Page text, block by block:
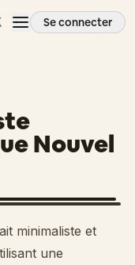
Se connecter
Nouvel
minimaliste et
une